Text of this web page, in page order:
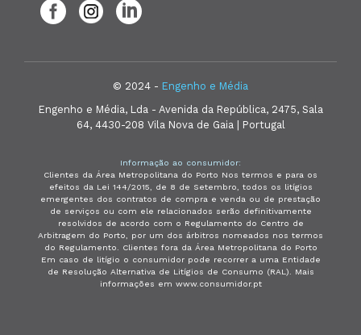
© 2024 - Engenho e Média
Engenho e Média, Lda - Avenida da República, 2475, Sala
64, 4430-208 Vila Nova de Gaia | Portugal
Informação ao consumidor:
Clientes da Área Metropolitana do Porto Nos termos e para os
efeitos da Lei 144/2015, de 8 de Setembro, todos os litígios
emergentes dos contratos de compra e venda ou de prestação
de serviços ou com ele relacionados serão definitivamente
resolvidos de acordo com o Regulamento do Centro de
Arbitragem do Porto, por um dos árbitros nomeados nos termos
do Regulamento. Clientes fora da Área Metropolitana do Porto
Em caso de litígio o consumidor pode recorrer a uma Entidade
de Resolução Alternativa de Litígios de Consumo (RAL). Mais
informações em www.consumidor.pt